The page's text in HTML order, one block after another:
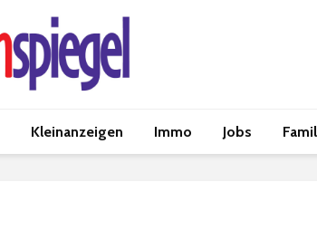
Kleinanzeigen Immo Jobs